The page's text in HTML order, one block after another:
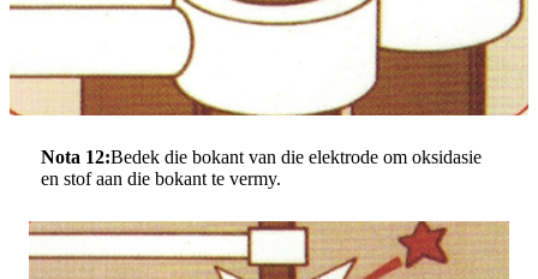
Nota 12:Bedek die bokant van die elektrode om oksidasie
en stof aan die bokant te vermy.